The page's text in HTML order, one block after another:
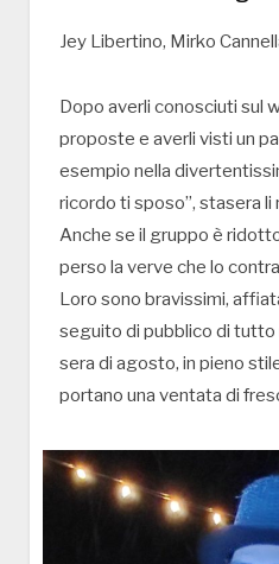
Jey Libertino, Mirko
Dopo averli conosciuti sul
proposte e averli visti un
esempio nella
ricordo ti sposo”, stasera
Anche se il gruppo è
perso la verve che lo
Loro sono bravissimi,
seguito di pubblico di
sera di agosto, in pieno
portano una ventata di